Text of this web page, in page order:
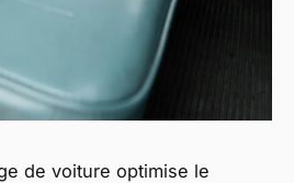
de voiture optimise le